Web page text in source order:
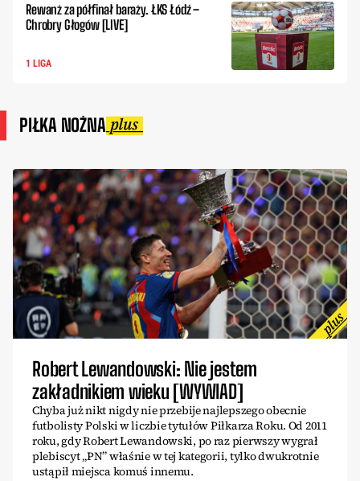
Rewanż za półfinał baraży. ŁKS Łódź –
Chrobry Głogów [LIVE]
1 LIGA
PIŁKA NOŻNA
Robert Lewandowski: Nie jestem
zakładnikiem wieku [WYWIAD]
Chyba już nikt nigdy nie przebije najlepszego obecnie
futbolisty Polski w liczbie tytułów Piłkarza Roku. Od 2011
roku, gdy Robert Lewandowski, po raz pierwszy wygrał
plebiscyt „PN” właśnie w tej kategorii, tylko dwukrotnie
ustąpił miejsca komuś innemu.